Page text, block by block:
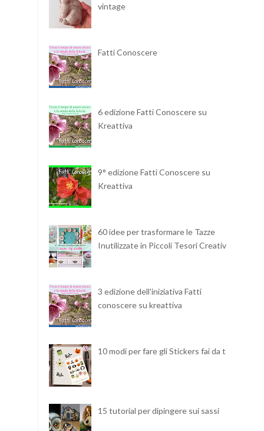
vintage
Fatti Conoscere
6 edizione Fatti Conoscere su
Kreattiva
9° edizione Fatti Conoscere su
Kreattiva
60 idee per trasformare le Tazze
Inutilizzate in Piccoli Tesori Creativi
3 edizione dell'iniziativa Fatti
conoscere su kreattiva
10 modi per fare gli Stickers fai da te
15 tutorial per dipingere sui sassi